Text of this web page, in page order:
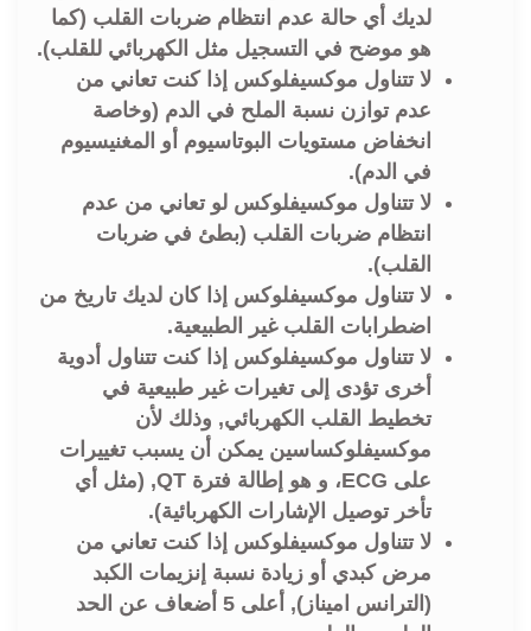
لديك أي حالة عدم انتظام ضربات القلب (كما
هو موضح في التسجيل مثل الكهربائي للقلب).
لا تتناول موكسيفلوكس إذا كنت تعاني من
عدم توازن نسبة الملح في الدم (وخاصة
انخفاض مستويات البوتاسيوم أو المغنيسيوم
في الدم).
لا تتناول موكسيفلوكس لو تعاني من عدم
انتظام ضربات القلب (بطئ في ضربات
القلب).
لا تتناول موكسيفلوكس إذا كان لديك تاريخ من
اضطرابات القلب غير الطبيعية.
لا تتناول موكسيفلوكس إذا كنت تتناول أدوية
أخرى تؤدى إلى تغيرات غير طبيعية في
تخطيط القلب الكهربائي, وذلك لأن
موكسيفلوكساسين يمكن أن يسبب تغييرات
على ECG، و هو إطالة فترة QT, (مثل أي
تأخر توصيل الإشارات الكهربائية).
لا تتناول موكسيفلوكس إذا كنت تعاني من
مرض كبدي أو زيادة نسبة إنزيمات الكبد
(الترانس اميناز), أعلى 5 أضعاف عن الحد